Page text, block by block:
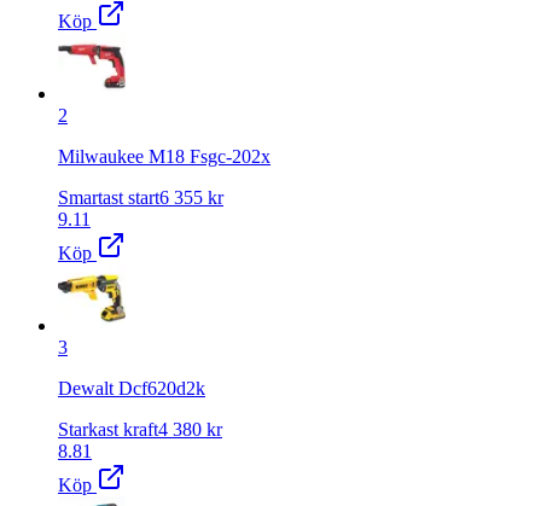
Köp
2
Milwaukee M18 Fsgc-202x
Smartast start6 355 kr
9.11
Köp
3
Dewalt Dcf620d2k
Starkast kraft4 380 kr
8.81
Köp